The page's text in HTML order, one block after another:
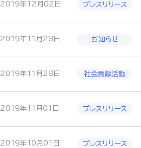
2019年12月02日
2019年11月28日
2019年11月28日
2019年11月01日
2019年10月01日